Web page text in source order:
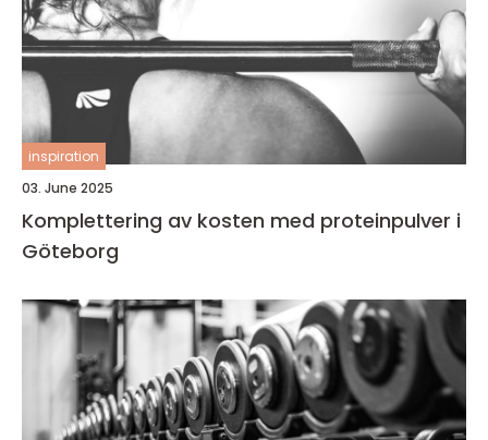
inspiration
03. June 2025
Komplettering av kosten med proteinpulver i
Göteborg